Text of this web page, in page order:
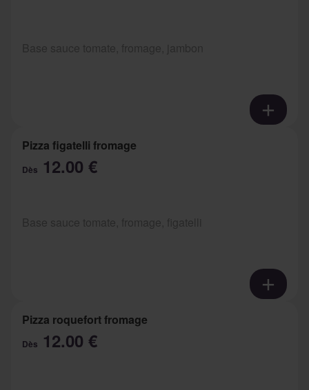
Pizza figatelli fromage
Dès 12.00 €
Pizza roquefort fromage
Dès 12.00 €